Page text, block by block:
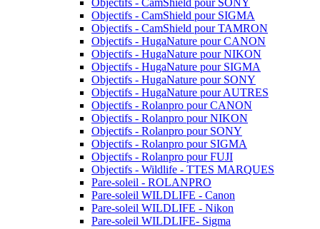
Objectifs - CamShield pour SONY
Objectifs - CamShield pour SIGMA
Objectifs - CamShield pour TAMRON
Objectifs - HugaNature pour CANON
Objectifs - HugaNature pour NIKON
Objectifs - HugaNature pour SIGMA
Objectifs - HugaNature pour SONY
Objectifs - HugaNature pour AUTRES
Objectifs - Rolanpro pour CANON
Objectifs - Rolanpro pour NIKON
Objectifs - Rolanpro pour SONY
Objectifs - Rolanpro pour SIGMA
Objectifs - Rolanpro pour FUJI
Objectifs - Wildlife - TTES MARQUES
Pare-soleil - ROLANPRO
Pare-soleil WILDLIFE - Canon
Pare-soleil WILDLIFE - Nikon
Pare-soleil WILDLIFE- Sigma